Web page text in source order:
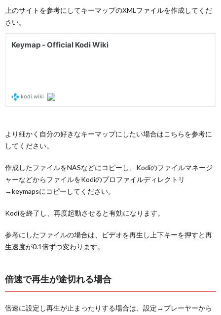
上のサイトを参考にしてキーマップのXMLファイルを作成してくだ
さい。
より細かく自分の好きなキーマップにしたい場合はこちらを参考に
してください。
作成したファイルをNASなどにコピーし、Kodiのファイルマネージ
ャーなどからファイルをKodiのプロファイルディレクトリ
→keymapsにコピーしてください。
Kodiを終了し、再度起動させると有効になります。
参考にしたファイルの場合は、ビデオを再生し上下キーを押すと再
生速度が0.1倍ずつ変わります。
倍速で再生が途切れる場合
倍速に設定し再生が止まったりする場合は、設定→プレーヤーから